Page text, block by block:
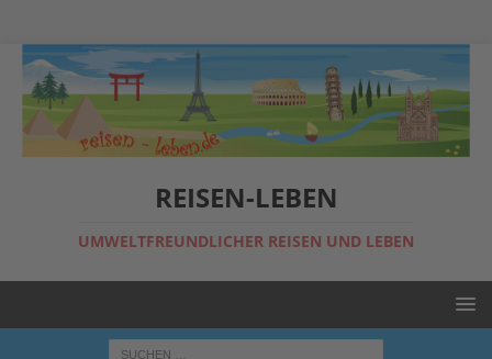
REISEN-LEBEN
UMWELTFREUNDLICHER REISEN UND LEBEN